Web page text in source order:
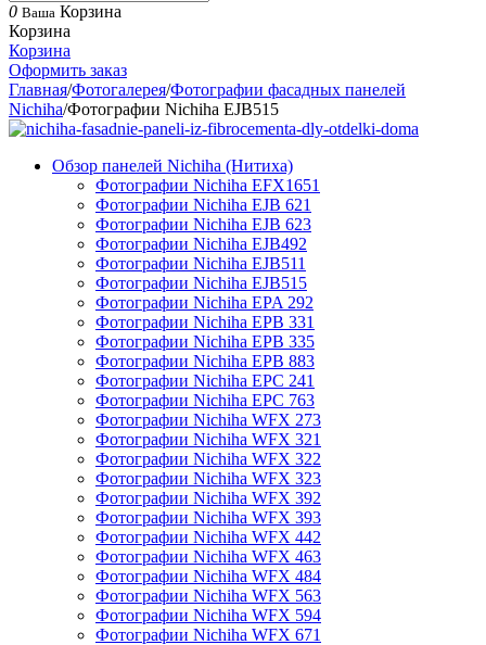
0 Ваша Корзина
Корзина
Корзина
Оформить заказ
Главная/Фотогалерея/Фотографии фасадных панелей
Nichiha/Фотографии Nichiha EJB515
Обзор панелей Nichiha (Нитиха)
Фотографии Nichiha EFX1651
Фотографии Nichiha EJB 621
Фотографии Nichiha EJB 623
Фотографии Nichiha EJB492
Фотографии Nichiha EJB511
Фотографии Nichiha EJB515
Фотографии Nichiha EPA 292
Фотографии Nichiha EPB 331
Фотографии Nichiha EPB 335
Фотографии Nichiha EPB 883
Фотографии Nichiha EPC 241
Фотографии Nichiha EPC 763
Фотографии Nichiha WFX 273
Фотографии Nichiha WFX 321
Фотографии Nichiha WFX 322
Фотографии Nichiha WFX 323
Фотографии Nichiha WFX 392
Фотографии Nichiha WFX 393
Фотографии Nichiha WFX 442
Фотографии Nichiha WFX 463
Фотографии Nichiha WFX 484
Фотографии Nichiha WFX 563
Фотографии Nichiha WFX 594
Фотографии Nichiha WFX 671